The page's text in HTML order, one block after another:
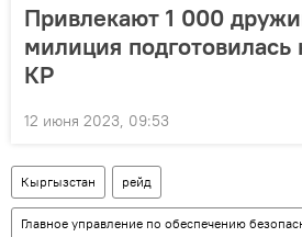
Привлекают 1 000
милиция подготовилась
КР
12 июня 2023, 09:53
Кыргызстан рейд